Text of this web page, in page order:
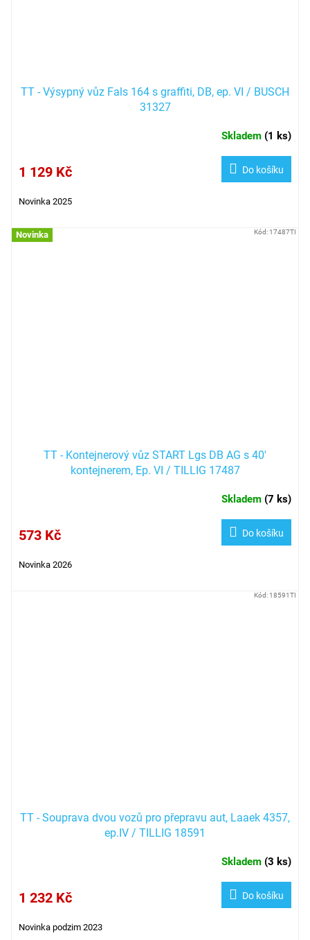
TT - Výsypný vůz Fals 164 s graffiti, DB, ep. VI / BUSCH
31327
Skladem (1 ks)
1 129 Kč Do košíku
Novinka 2025
Novinka
TT - Kontejnerový vůz START Lgs DB AG s 40'
kontejnerem, Ep. VI / TILLIG 17487
Skladem (7 ks)
573 Kč Do košíku
Novinka 2026
Kód: 17487TI
TT - Souprava dvou vozů pro přepravu aut, Laaek 4357,
ep.IV / TILLIG 18591
Skladem (3 ks)
1 232 Kč Do košíku
Novinka podzim 2023
Kód: 18591TI